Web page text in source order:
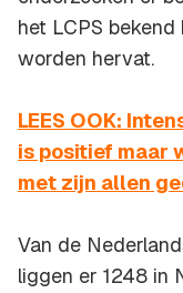
het LCPS
worden hervat.
LEES OOK:
is positief maar
met zijn allen
Van de
liggen er 1248 in